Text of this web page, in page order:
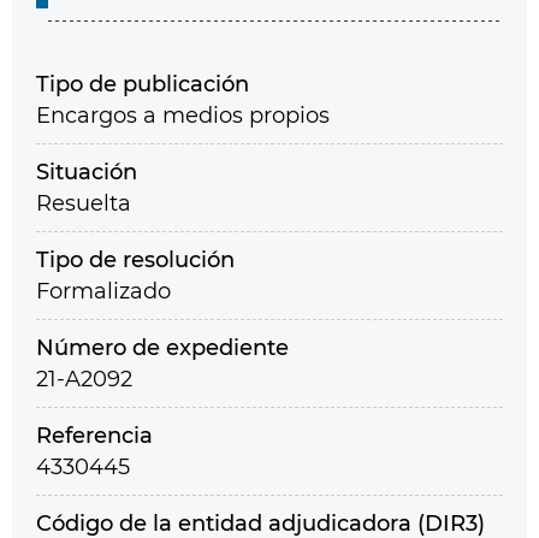
Tipo de publicación
Encargos a medios propios
Situación
Resuelta
Tipo de resolución
Formalizado
Número de expediente
21-A2092
Referencia
4330445
Código de la entidad adjudicadora (DIR3)